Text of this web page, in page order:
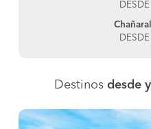
DESDE
DESDE
Destinos desde